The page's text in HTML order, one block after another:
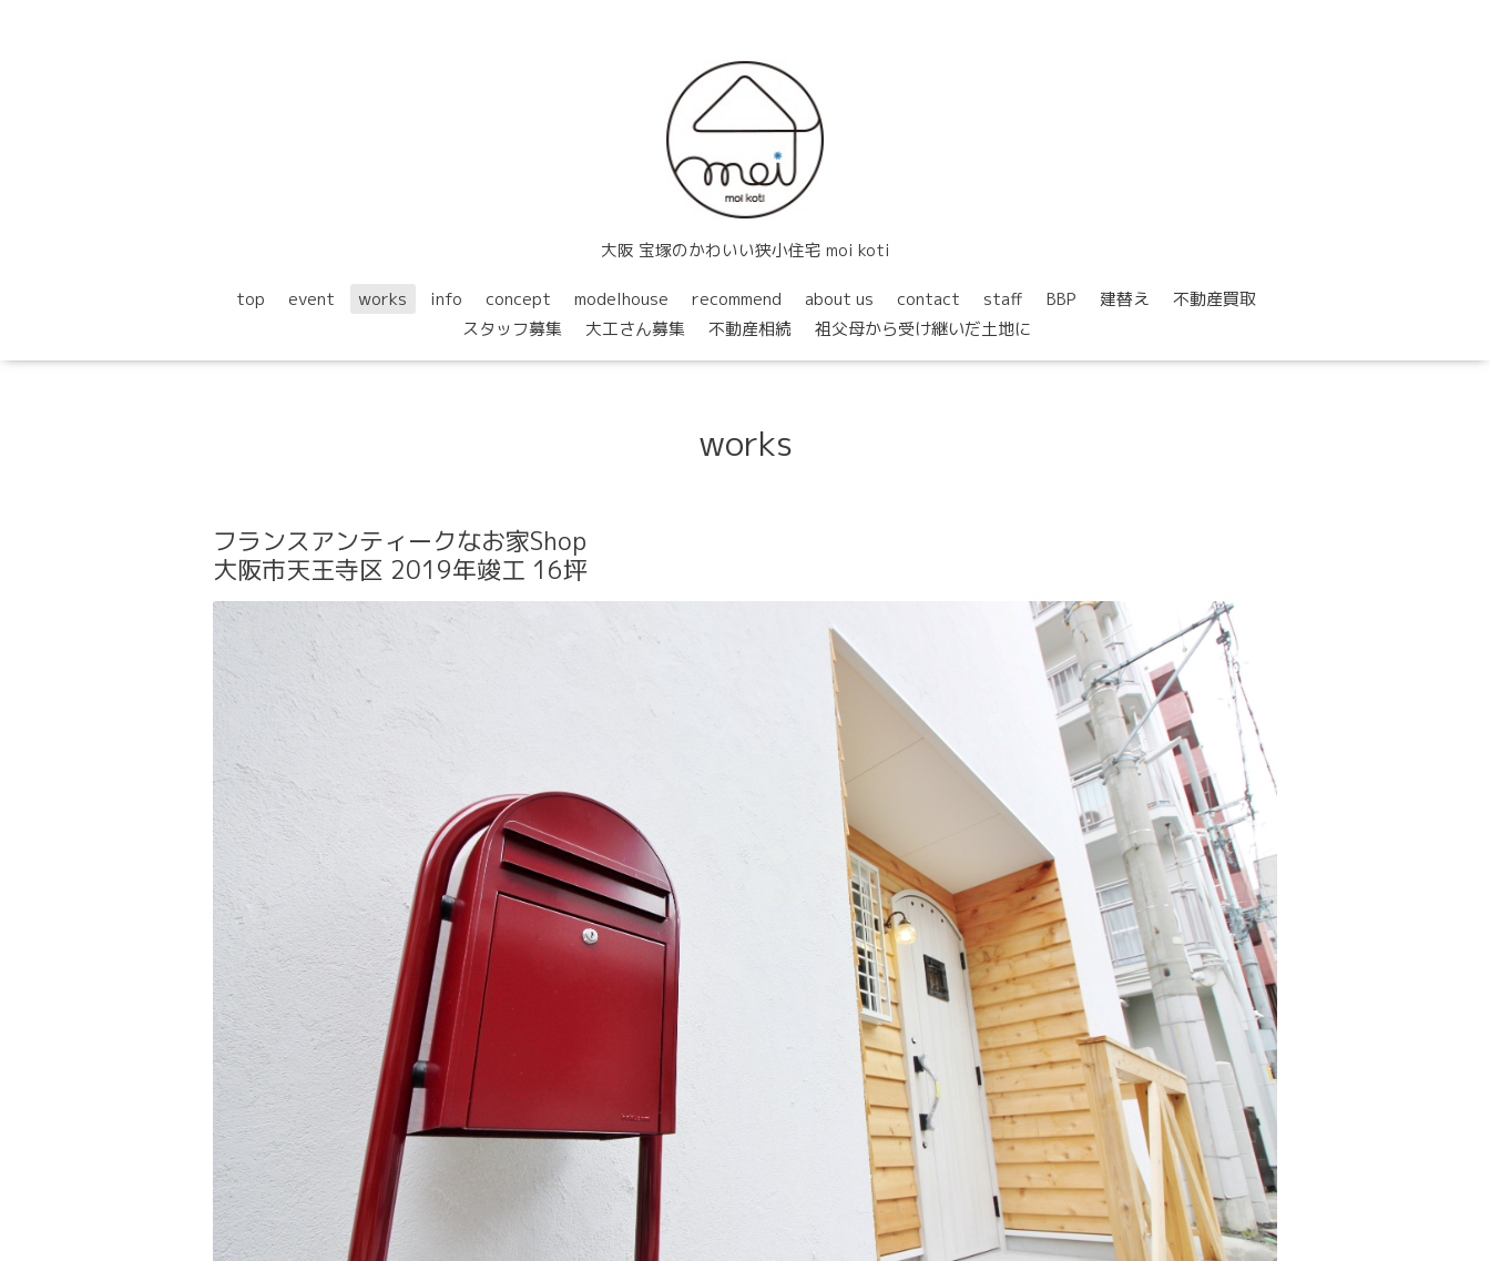
大阪 宝塚のかわいい狭小住宅 moi koti
top event works info concept modelhouse recommend about us contact staff BBP 建替え
不動産買取
スタッフ募集
大工さん募集 不動産相続 祖父母から受け継いだ土地に
works
フランスアンティークなお家Shop
大阪市天王寺区 2019年竣工 16坪